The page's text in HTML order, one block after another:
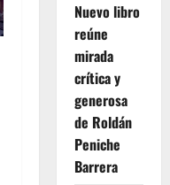
Nuevo libro
reúne
mirada
crítica y
generosa
de Roldán
Peniche
Barrera